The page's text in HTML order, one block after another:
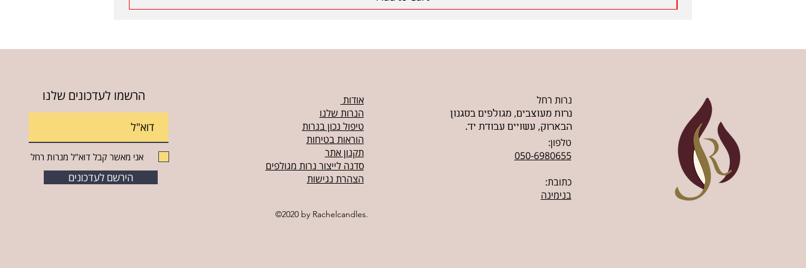
הרשמו לעדכונים שלנו
אני מאשר קבל דוא"ל מנרות רחל
הירשם לעדכונים
אודות
הנרות שלנו
טיפול נכון בנרות
הוראות בטיחות
תקנון אתר
סדנה לייצור נרות מגולפים
הצהרת נגישות
©2020 by Rachelcandles.
נרות רחל
נרות מעוצבים, מגולפים בסגנון
הבארוק, עשויים עבודת יד.
טלפון:
050-6980655
כתובת:
בנימינה